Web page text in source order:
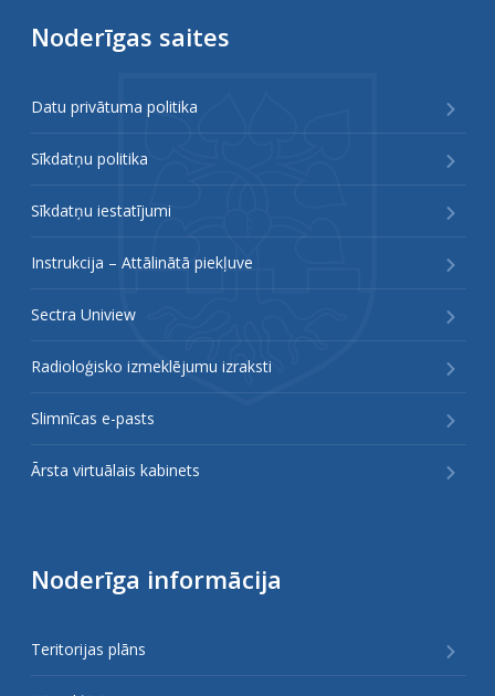
Noderīgas saites
Datu privātuma politika
Sīkdatņu politika
Sīkdatņu iestatījumi
Instrukcija – Attālinātā piekļuve
Sectra Uniview
Radioloģisko izmeklējumu izraksti
Slimnīcas e-pasts
Ārsta virtuālais kabinets
Noderīga informācija
Teritorijas plāns